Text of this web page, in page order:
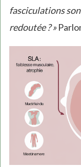
fasciculations
redoutée ? »